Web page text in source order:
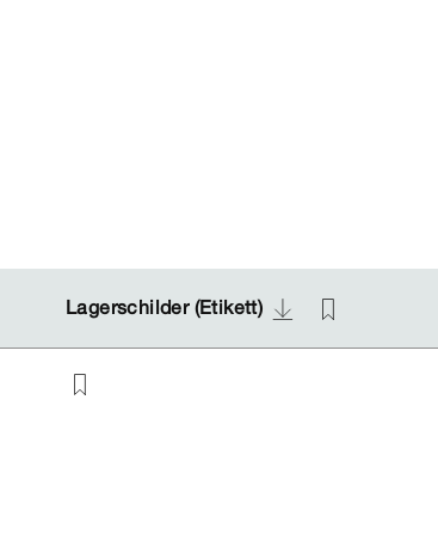
Lagerschilder (Etikett)
Lagerschilder (Etikett)